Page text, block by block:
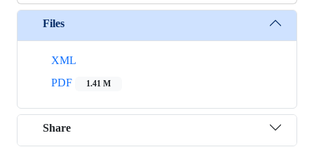
Files
XML
PDF
1.41 M
Share